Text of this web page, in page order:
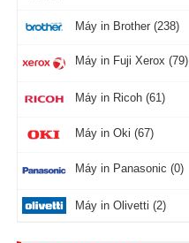
Máy in Brother (238)
Máy in Fuji Xerox (79)
Máy in Ricoh (61)
Máy in Oki (67)
Máy in Panasonic (0)
Máy in Olivetti (2)